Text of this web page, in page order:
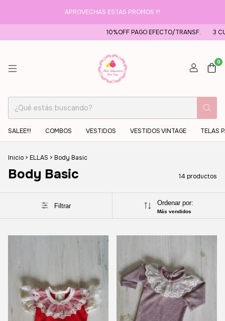
APROVECHAS ESTAS PROMOS !!!
10%OFF PAGO EFECTO/TRANSF. 3 CUOTAS
0
SALEE!!! COMBOS VESTIDOS VESTIDOS VINTAGE TELAS
Inicio > ELLAS > Body Basic
Body Basic 14 productos
Filtrar Ordenar por:
Más vendidos